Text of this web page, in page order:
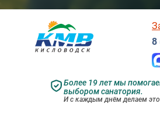
Более 19 лет мы
выбором санатория.
И с каждым днём делаем это
8